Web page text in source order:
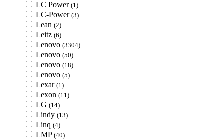
LC Power (1)
LC-Power (3)
Lean (2)
Leitz (6)
Lenovo (3304)
Lenovo (50)
Lenovo (18)
Lenovo (5)
Lexar (1)
Lexon (11)
LG (14)
Lindy (13)
Linq (4)
LMP (40)